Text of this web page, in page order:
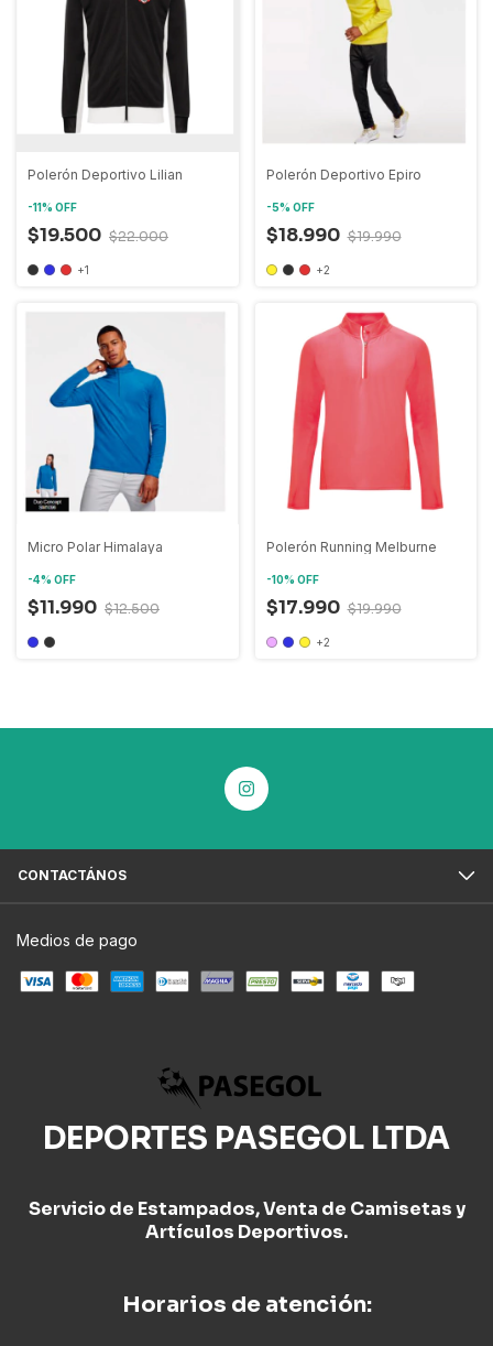
Polerón Deportivo Lilian
-11% OFF
$19.500 $22.000
+1
Polerón Deportivo Epiro
-5% OFF
$18.990 $19.990
+2
Micro Polar Himalaya
-4% OFF
$11.990 $12.500
Polerón Running Melburne
-10% OFF
$17.990 $19.990
+2
CONTACTÁNOS
Medios de pago
DEPORTES PASEGOL LTDA
Servicio de Estampados, Venta de Camisetas y
Artículos Deportivos.
Horarios de atención: